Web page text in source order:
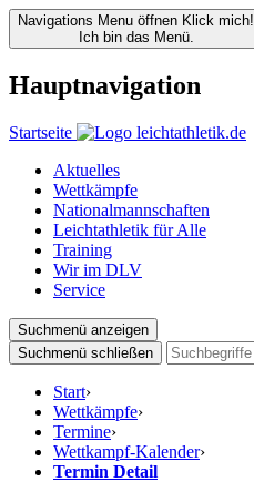
Navigations Menu öffnen Klick mich!
Ich bin das Menü.
Hauptnavigation
Startseite
Aktuelles
Wettkämpfe
Nationalmannschaften
Leichtathletik für Alle
Training
Wir im DLV
Service
Suchmenü anzeigen
Suchmenü schließen
Start›
Wettkämpfe›
Termine›
Wettkampf-Kalender›
Termin Detail